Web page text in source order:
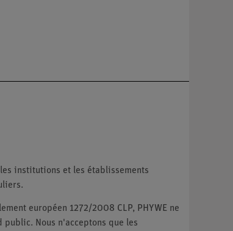
institutions et les établissements
européen 1272/2008 CLP, PHYWE ne
Nous n'acceptons que les